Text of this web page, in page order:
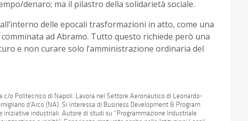
denaro; ma il pilastro della solidarietà sociale.
delle epocali trasformazioni in atto, come una
ad Abramo. Tutto questo richiede però una
e non curare solo l’amministrazione ordinaria del
c/o Politecnico di Napoli. Lavora nel Settore Aeronautico di Leonardo-
d’Arco (NA). Si interessa di Business Development & Program
iniziative industriali. Autore di studi su “Programmazione Industriale